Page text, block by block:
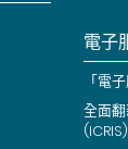
電子
「電
全面
(ICRIS)